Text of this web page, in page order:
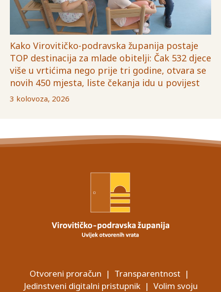
Kako Virovitičko-podravska županija postaje
TOP destinacija za mlade obitelji: Čak 532 djece
više u vrtićima nego prije tri godine, otvara se
novih 450 mjesta, liste čekanja idu u povijest
3 kolovoza, 2026
Otvoreni proračun | Transparentnost |
Jedinstveni digitalni pristupnik| Volim svoju